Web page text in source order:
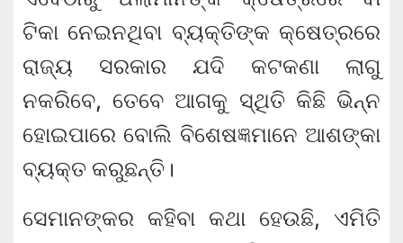
ଟିକା ନେଇନଥିବା ବ୍ୟକ୍ତିଙ୍କ କ୍ଷେତ୍ରରେ
ରାଜ୍ୟ ସରକାର ଯଦି କଟକଣା ଲାଗୁ
ନକରିବେ, ତେବେ ଆଗକୁ ସ୍ଥିତି କିଛି ଭିନ୍ନ
ହୋଇପାରେ ବୋଲି ବିଶେଷଜ୍ଞମାନେ ଆଶଙ୍କା
ବ୍ୟକ୍ତ କରୁଛନ୍ତି।
ସେମାନଙ୍କର କହିବା କଥା ହେଉଛି, ଏମିତି